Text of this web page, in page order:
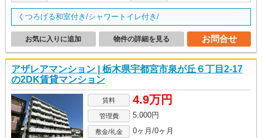
くつろげる和室付き/シャワートイレ付き/
お問合せ
物件の詳細を見る
お気に入りに追加
アザレアマンション | 栃木県宇都宮市泉が丘６丁目2-17
の2DK賃貸マンション
賃料 4.9万円
管理費 5,000円
敷金/礼金 0ヶ月/0ヶ月